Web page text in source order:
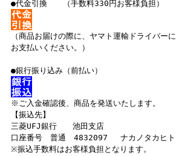
●代金引換 （手数料330円お客様負担）
（商品お届けの際に、ヤマト運輸ドライバーに
お支払いください。）
●銀行振り込み（前払い）
※ご入金確認後、商品を発送いたします。
【振込先】
三菱UFJ銀行 池田支店
口座番号 普通 4832097 ナカノタカヒト
※振込手数料はお客様負担となります。